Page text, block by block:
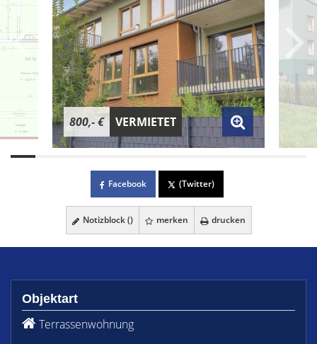
800,- € VERMIETET
Facebook (Twitter)
Notizblock () merken drucken
Objektart
Terrassenwohnung